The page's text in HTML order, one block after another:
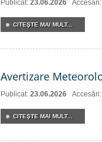
Publicat: 23.06.2026
CITEŞTE MAI MULT...
Avertizare
Publicat: 23.06.2026
CITEŞTE MAI MULT...